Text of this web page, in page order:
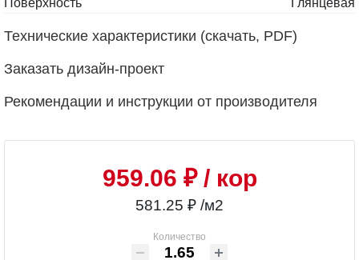
Технические характеристики (скачать, PDF)
Заказать дизайн-проект
Рекомендации и инструкции от производителя
959.06 ₽/ кор
581.25 ₽ /м2
Количество